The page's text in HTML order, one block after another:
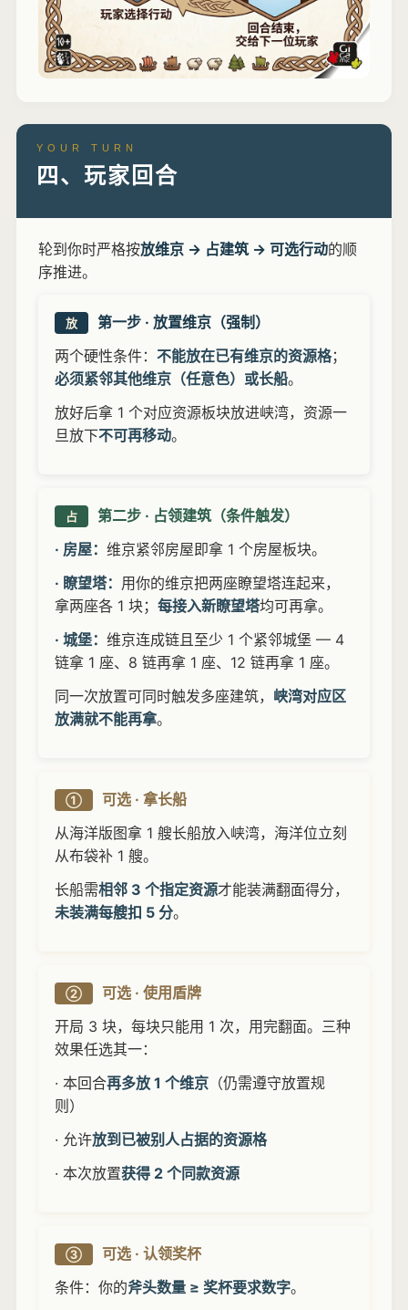
YOUR TURN
四、玩家回合
轮到你时严格按放维京 → 占建筑 → 可选行动的顺
序推进。
放
第一步 · 放置维京（强制）
两个硬性条件： 不能放在已有维京的资源格；
必须紧邻其他维京（任意色）或长船。
放好后拿 1 个对应资源板块放进峡湾，资源一
旦放下不可再移动。
占
第二步 · 占领建筑（条件触发）
· 房屋： 维京紧邻房屋即拿 1 个房屋板块。
· 瞭望塔： 用你的维京把两座瞭望塔连起来，
拿两座各 1 块； 每接入新瞭望塔均可再拿。
· 城堡： 维京连成链且至少 1 个紧邻城堡 — 4
链拿 1 座、8 链再拿 1 座、12 链再拿 1 座。
同一次放置可同时触发多座建筑， 峡湾对应区
放满就不能再拿。
①
可选 · 拿长船
从海洋版图拿 1 艘长船放入峡湾，海洋位立刻
从布袋补 1 艘。
长船需相邻 3 个指定资源才能装满翻面得分，
未装满每艘扣 5 分。
②
可选 · 使用盾牌
开局 3 块，每块只能用 1 次，用完翻面。三种
效果任选其一：
· 本回合再多放 1 个维京（仍需遵守放置规
则）
· 允许放到已被别人占据的资源格
· 本次放置获得 2 个同款资源
③
可选 · 认领奖杯
条件：你的斧头数量 ≥ 奖杯要求数字。